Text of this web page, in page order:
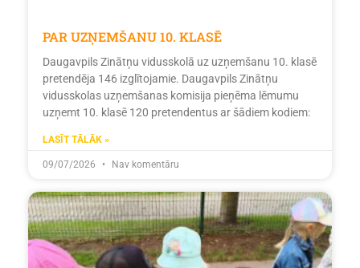
PAR UZŅEMŠANU 10. KLASĒ
Daugavpils Zinātņu vidusskolā uz uzņemšanu 10. klasē
pretendēja 146 izglītojamie. Daugavpils Zinātņu
vidusskolas uzņemšanas komisija pieņēma lēmumu
uzņemt 10. klasē 120 pretendentus ar šādiem kodiem:
LASĪT TĀLĀK »
09/07/2026 Nav komentāru